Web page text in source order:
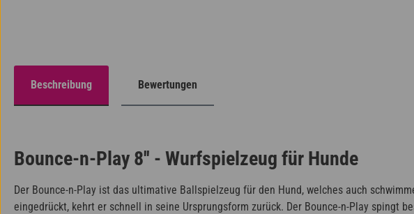
Beschreibung Bewertungen
Bounce-n-Play 8'' - Wurfspielzeug für Hunde
Der Bounce-n-Play ist das ultimative Ballspielzeug für den Hund, welches auch
eingedrückt, kehrt er schnell in seine Ursprungsform zurück. Der Bounce-n-Play spingt